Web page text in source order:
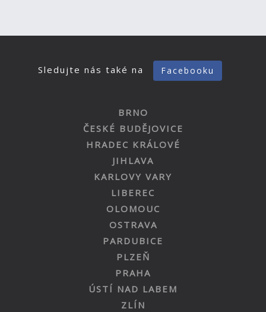
Sledujte nás také na Facebooku
BRNO
ČESKÉ BUDĚJOVICE
HRADEC KRÁLOVÉ
JIHLAVA
KARLOVY VARY
LIBEREC
OLOMOUC
OSTRAVA
PARDUBICE
PLZEŇ
PRAHA
ÚSTÍ NAD LABEM
ZLÍN